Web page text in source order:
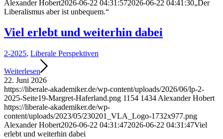
Alexander Hobert2026-06-22 04:31:572026-06-22 04:41:30„Der
Liberalismus aber ist unbequem.“
Viel erlebt und weiterhin dabei
2-2025, Liberale Perspektiven
Weiterlesen
22. Juni 2026
https://liberale-akademiker.de/wp-content/uploads/2026/06/lp-2-
2025-Seite19-Margret-Haferland.png 1154 1434 Alexander Hobert
https://liberale-akademiker.de/wp-
content/uploads/2023/05/230201_VLA_Logo-1732x977.png
Alexander Hobert2026-06-22 04:31:472026-06-22 04:31:47Viel
erlebt und weiterhin dabei